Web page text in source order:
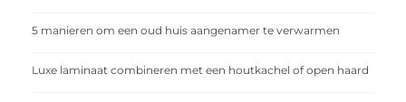
5 manieren om een oud huis aangenamer te verwarmen
Luxe laminaat combineren met een houtkachel of open haard